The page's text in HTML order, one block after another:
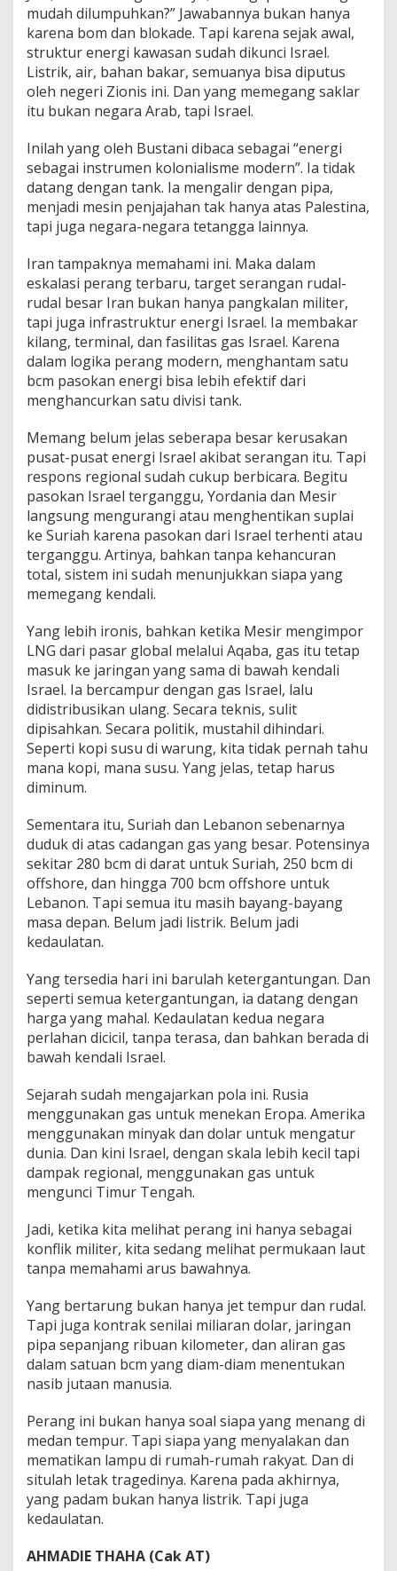
mudah dilumpuhkan?” Jawabannya bukan hanya
karena bom dan blokade. Tapi karena sejak awal,
struktur energi kawasan sudah dikunci Israel.
Listrik, air, bahan bakar, semuanya bisa diputus
oleh negeri Zionis ini. Dan yang memegang saklar
itu bukan negara Arab, tapi Israel.
Inilah yang oleh Bustani dibaca sebagai “energi
sebagai instrumen kolonialisme modern”. Ia tidak
datang dengan tank. Ia mengalir dengan pipa,
menjadi mesin penjajahan tak hanya atas Palestina,
tapi juga negara-negara tetangga lainnya.
Iran tampaknya memahami ini. Maka dalam
eskalasi perang terbaru, target serangan rudal-
rudal besar Iran bukan hanya pangkalan militer,
tapi juga infrastruktur energi Israel. Ia membakar
kilang, terminal, dan fasilitas gas Israel. Karena
dalam logika perang modern, menghantam satu
bcm pasokan energi bisa lebih efektif dari
menghancurkan satu divisi tank.
Memang belum jelas seberapa besar kerusakan
pusat-pusat energi Israel akibat serangan itu. Tapi
respons regional sudah cukup berbicara. Begitu
pasokan Israel terganggu, Yordania dan Mesir
langsung mengurangi atau menghentikan suplai
ke Suriah karena pasokan dari Israel terhenti atau
terganggu. Artinya, bahkan tanpa kehancuran
total, sistem ini sudah menunjukkan siapa yang
memegang kendali.
Yang lebih ironis, bahkan ketika Mesir mengimpor
LNG dari pasar global melalui Aqaba, gas itu tetap
masuk ke jaringan yang sama di bawah kendali
Israel. Ia bercampur dengan gas Israel, lalu
didistribusikan ulang. Secara teknis, sulit
dipisahkan. Secara politik, mustahil dihindari.
Seperti kopi susu di warung, kita tidak pernah tahu
mana kopi, mana susu. Yang jelas, tetap harus
diminum.
Sementara itu, Suriah dan Lebanon sebenarnya
duduk di atas cadangan gas yang besar. Potensinya
sekitar 280 bcm di darat untuk Suriah, 250 bcm di
offshore, dan hingga 700 bcm offshore untuk
Lebanon. Tapi semua itu masih bayang-bayang
masa depan. Belum jadi listrik. Belum jadi
kedaulatan.
Yang tersedia hari ini barulah ketergantungan. Dan
seperti semua ketergantungan, ia datang dengan
harga yang mahal. Kedaulatan kedua negara
perlahan dicicil, tanpa terasa, dan bahkan berada di
bawah kendali Israel.
Sejarah sudah mengajarkan pola ini. Rusia
menggunakan gas untuk menekan Eropa. Amerika
menggunakan minyak dan dolar untuk mengatur
dunia. Dan kini Israel, dengan skala lebih kecil tapi
dampak regional, menggunakan gas untuk
mengunci Timur Tengah.
Jadi, ketika kita melihat perang ini hanya sebagai
konflik militer, kita sedang melihat permukaan laut
tanpa memahami arus bawahnya.
Yang bertarung bukan hanya jet tempur dan rudal.
Tapi juga kontrak senilai miliaran dolar, jaringan
pipa sepanjang ribuan kilometer, dan aliran gas
dalam satuan bcm yang diam-diam menentukan
nasib jutaan manusia.
Perang ini bukan hanya soal siapa yang menang di
medan tempur. Tapi siapa yang menyalakan dan
mematikan lampu di rumah-rumah rakyat. Dan di
situlah letak tragedinya. Karena pada akhirnya,
yang padam bukan hanya listrik. Tapi juga
kedaulatan.
AHMADIE THAHA (Cak AT)